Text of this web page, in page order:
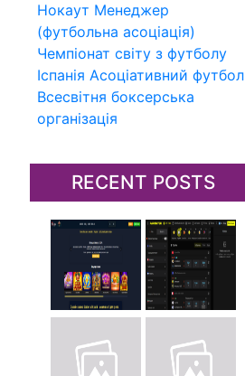
Нокаут Менеджер
(футбольна асоціація)
Чемпіонат світу з футболу
Іспанія Асоціативний футбол
Всесвітня боксерська
організація
RECENT POSTS